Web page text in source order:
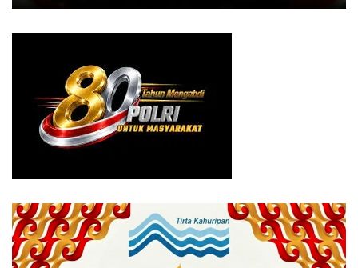
menggunakan sebagai alamat KTP sedangkan
“Kita sudah melakukan upaya melakukan penangkapan di
kediaman awal. Akan tetapi ketika tim mendatangi
kediamanya tersebut, Terpidana sudah tidak dikenali
sehingga kami kesulitan untuk mencari informasi
keberadaannya hingga buron selama 2 tahun,” jelasnya.
Upaya pencarian terus dilakukan, tambah Anita, hingga
akhirnya HSF berhasil ditangkap di bilangan Sentul.
“Alhamdulillah setelah mendapatkan informasi keberadaan
tersangka maka kami berhasil menangkapnya,”